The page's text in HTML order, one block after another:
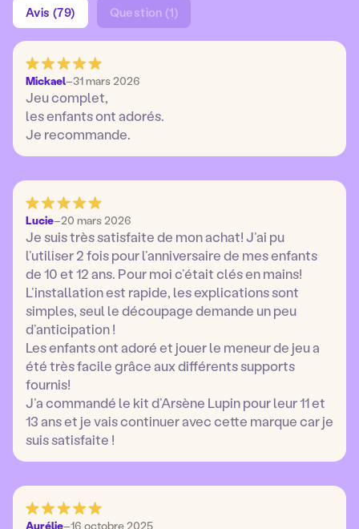
Avis (79) Question (1)
Mickael–31 mars 2026
Jeu complet,
les enfants ont adorés.
Je recommande.
Lucie–20 mars 2026
Je suis très satisfaite de mon achat! J’ai pu
l’utiliser 2 fois pour l’anniversaire de mes enfants
de 10 et 12 ans. Pour moi c’était clés en mains!
L’installation est rapide, les explications sont
simples, seul le découpage demande un peu
d’anticipation !
Les enfants ont adoré et jouer le meneur de jeu a
été très facile grâce aux différents supports
fournis!
J’a commandé le kit d’Arsène Lupin pour leur 11 et
13 ans et je vais continuer avec cette marque car je
suis satisfaite !
Aurélie–16 octobre 2025